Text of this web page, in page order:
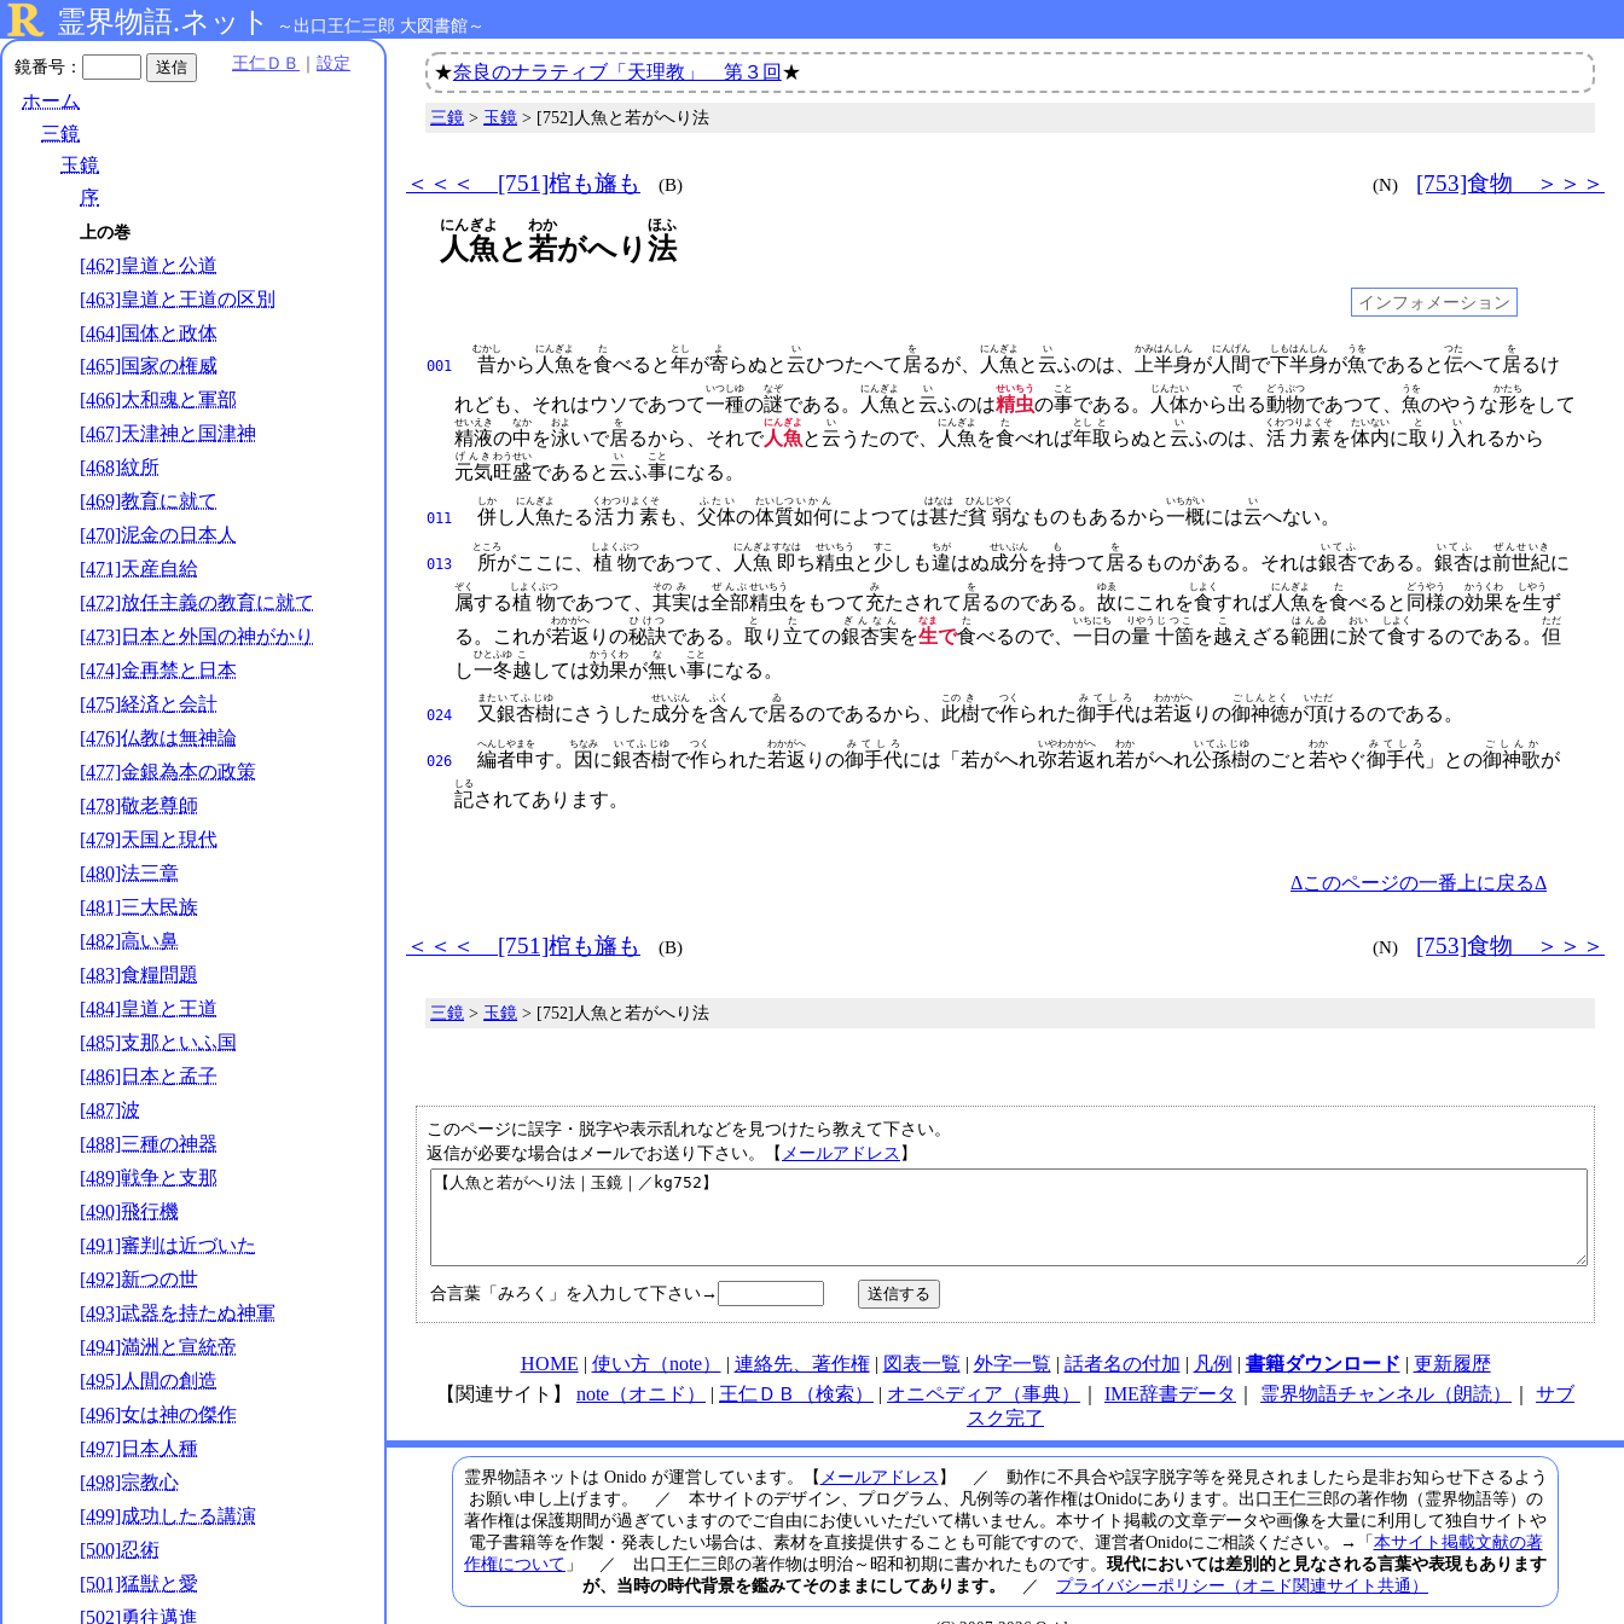
霊界物語.ネット ～出口王仁三郎 大図書館～
王仁ＤＢ ｜ 設定
鏡番号：
ホーム
三鏡
玉鏡
序
上の巻
[462]皇道と公道
[463]皇道と王道の区別
[464]国体と政体
[465]国家の権威
[466]大和魂と軍部
[467]天津神と国津神
[468]紋所
[469]教育に就て
[470]泥金の日本人
[471]天産自給
[472]放任主義の教育に就て
[473]日本と外国の神がかり
[474]金再禁と日本
[475]経済と会計
[476]仏教は無神論
[477]金銀為本の政策
[478]敬老尊師
[479]天国と現代
[480]法三章
[481]三大民族
[482]高い鼻
[483]食糧問題
[484]皇道と王道
[485]支那といふ国
[486]日本と孟子
[487]波
[488]三種の神器
[489]戦争と支那
[490]飛行機
[491]審判は近づいた
[492]新つの世
[493]武器を持たぬ神軍
[494]満洲と宣統帝
[495]人間の創造
[496]女は神の傑作
[497]日本人種
[498]宗教心
[499]成功したる講演
[500]忍術
[501]猛獣と愛
[502]勇往邁進
★奈良のナラティブ「天理教」 第３回 ★
三鏡 > 玉鏡 > [752]人魚と若がへり法
＜＜＜ [751]棺も旛も (B) (N) [753]食物 ＞＞＞
人魚
にんぎよ
と若
わか
がへり 法
ほふ
インフォメーション
001 昔
むかし
から 人魚
にんぎよ
を食
た
べると年
とし
が寄
よ
らぬと云
い
ひつたへて 居
を
るが、 人魚
にんぎよ
と云
い
ふのは、 上半身
かみはんしん
が人間
にんげん
で下半身
しもはんしん
が魚
うを
であると伝
つた
へて 居
を
るけ
れども、 それはウソであつて一種
いつしゆ
の謎
なぞ
である。 人魚
にんぎよ
と云
い
ふのは精虫
せいちう
の事
こと
である。 人体
じんたい
から出
で
る動物
どうぶつ
であつて、 魚
うを
のやうな形
かたち
をして
精液
せいえき
の中
なか
を泳
およ
いで居
を
るから、 それで人魚
にんぎよ
と云
い
うたので、 人魚
にんぎよ
を食
た
べれば年
とし
取
と
らぬと云
い
ふのは、 活力素
くわつりよくそ
を体内
たいない
に取
と
り 入
い
れるから
元気
げんき
旺盛
わうせい
であると云
い
ふ事
こと
になる。
011 併
しか
し 人魚
にんぎよ
たる活力素
くわつりよくそ
も、父体
ふたい
の体質
たいしつ
如何
いかん
によつては甚
はなは
だ貧弱
ひんじやく
なものもあるから一概
いちがい
には云
い
へない。
013 所
ところ
がここに、植物
しよくぶつ
であつて、 人魚
にんぎよ
即
すなは
ち精虫
せいちう
と 少
すこ
しも違
ちが
はぬ成分
せいぶん
を持
も
つて 居
を
るものがある。 それは銀杏
いてふ
である。銀杏
いてふ
は前世紀
ぜんせいき
に
属
ぞく
する植物
しよくぶつ
であつて、 其
その
実
み
は全部
ぜんぶ
精虫
せいちう
をもつて充
み
たされて 居
を
るのである。 故
ゆゑ
にこれを食
しよく
すれば人魚
にんぎよ
を食
た
べると 同様
どうやう
の効果
かうくわ
を生
しやう
ず
る。
これが若返
わかがへ
りの秘訣
ひけつ
である。 取
と
り 立
た
ての銀杏実
ぎんなん
を生
なま
で食
た
べるので、 一日
いちにち
の量
りやう
十箇
じつこ
を越
こ
えざる範囲
はんゐ
に於
おい
て食
しよく
するのである。 但
ただ
し一冬
ひとふゆ
越
こ
しては効果
かうくわ
が無
な
い事
こと
になる。
024 又
また
銀杏樹
いてふじゆ
にさうした 成分
せいぶん
を含
ふく
んで居
ゐ
るのであるから、 此
この
樹
き
で作
つく
られた御手代
みてしろ
は若返
わかがへ
りの御神徳
ごしんとく
が頂
いただ
けるのである。
026 編者
へんしや
申
まを
す。 因
ちなみ
に銀杏樹
いてふじゆ
で作
つく
られた若返
わかがへ
りの御手代
みてしろ
には「若がへれ弥
いや
若返
わかがへ
れ若
わか
がへれ公孫樹
いてふじゆ
のごと 若
わか
やぐ御手代
みてしろ
」との御神歌
ごしんか
が
記
しる
されてあります。
Δこのページの一番上に戻るΔ
＜＜＜ [751]棺も旛も (B) (N) [753]食物 ＞＞＞
三鏡 > 玉鏡 > [752]人魚と若がへり法
このページに誤字・脱字や表示乱れなどを見つけたら教えて下さい。
返信が必要な場合はメールでお送り下さい。【 メールアドレス 】
合言葉「みろく」を入力して下さい→
HOME | 使い方（note） | 連絡先、著作権| 図表一覧 | 外字一覧 | 話者名の付加 | 凡例 | 書籍ダウンロード | 更新履歴
【関連サイト】 note（オニド） | 王仁ＤＢ（検索） | オニペディア（事典） IME辞書データ 霊界物語チャンネル（朗読）
サブ
スク完了
霊界物語ネットは Onido が運営しています。【 メールアドレス 】 ／ 動作に不具合や誤字脱字等を発見されましたら是非お知らせ下さるよう
お願い申し上げます。 ／ 本サイトのデザイン、プログラム、凡例等の著作権はOnidoにあります。出口王仁三郎の著作物（霊界物語等）の
著作権は保護期間が過ぎていますのでご自由にお使いいただいて構いません。本サイト掲載の文章データや画像を大量に利用して独自サイトや
電子書籍等を作製・発表したい場合は、素材を直接提供することも可能ですので、運営者Onidoにご相談ください。→「本サイト掲載文献の著
作権について 」 ／ 出口王仁三郎の著作物は明治～昭和初期に書かれたものです。 現代においては差別的と見なされる言葉や表現もあります
が、当時の時代背景を鑑みてそのままにしてあります。
／ プライバシーポリシー（オニド関連サイト共通）